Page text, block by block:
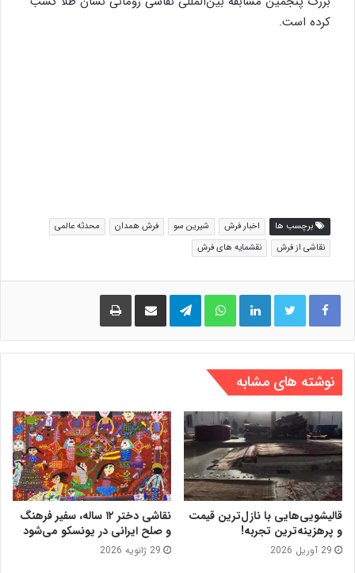
کرده است.
برچسب ها اخبار فرش شیرین سو فرش همدان
محدثه عالمی
نقاشی از فرش
نقشمایه های فرش
لینکدین واتس آپ تلگرام اشتراک گذاری از طریق ایمیل
نوشته های مشابه
قالیشویی‌هایی با نازل‌ترین قیمت
و پرهزینه‌ترین تجربه!
29 آوریل 2026
نقاشی دختر ۱۲ ساله، سفیر فرهنگ
و صلح ایرانی در یونسکو می‌شود
29 ژانویه 2026